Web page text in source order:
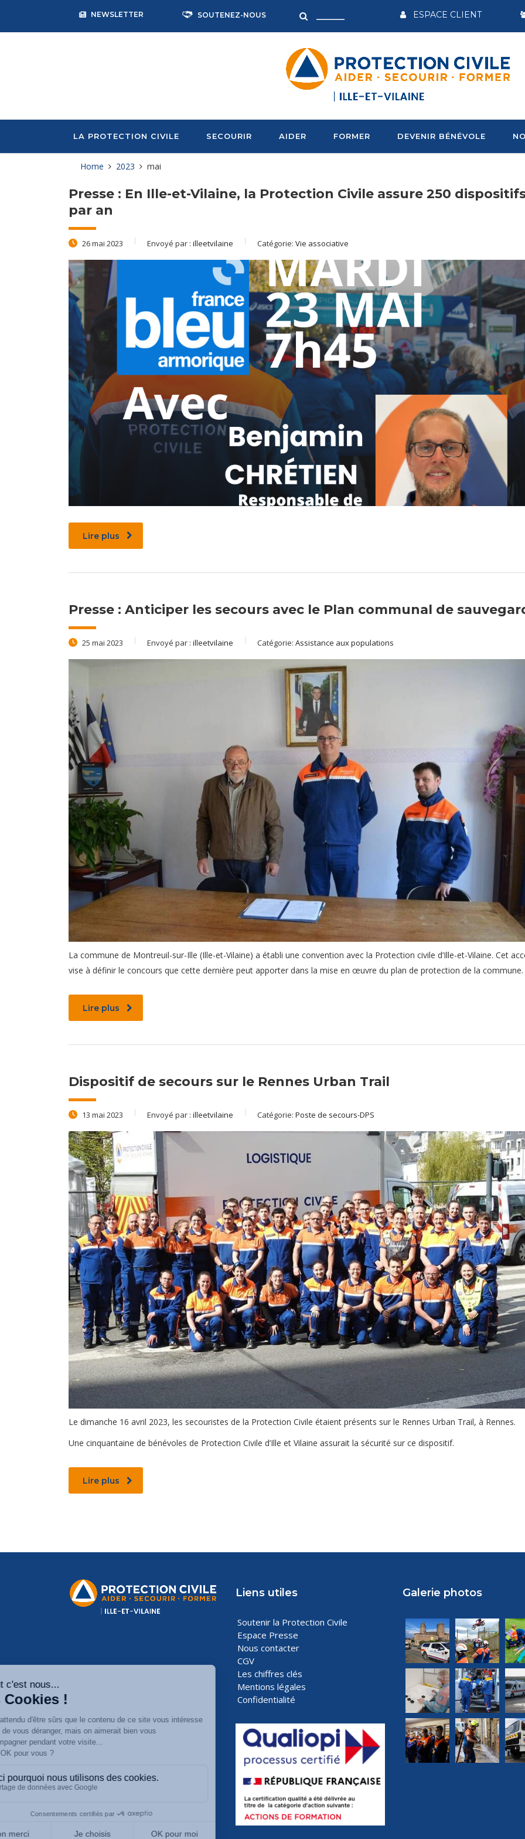
NEWSLETTER SOUTENEZ-NOUS ESPACE CLIENT
LA PROTECTION CIVILE SECOURIR AIDER FORMER DEVENIR BÉNÉVOLE
Home 2023 mai
Presse : En Ille-et-Vilaine, la Protection Civile assure 250
par an
26 mai 2023 Envoyé par : illeetvilaine Catégorie: Vie associative
Lire plus
Presse : Anticiper les secours avec le Plan communal de
25 mai 2023 Envoyé par : illeetvilaine Catégorie: Assistance aux populations
La commune de Montreuil-sur-Ille (Ille-et-Vilaine) a établi une convention avec la Protection civile d’Ille-et-Vilaine. Cet
vise à définir le concours que cette dernière peut apporter dans la mise en œuvre du plan de protection de la commune.
Lire plus
Dispositif de secours sur le Rennes Urban Trail
13 mai 2023 Envoyé par : illeetvilaine Catégorie: Poste de secours-DPS
Le dimanche 16 avril 2023, les secouristes de la Protection Civile étaient présents sur le Rennes Urban Trail, à Rennes.
Une cinquantaine de bénévoles de Protection Civile d’Ille et Vilaine assurait la sécurité sur ce dispositif.
Lire plus
Liens utiles
Soutenir la Protection Civile
Espace Presse
Nous contacter
CGV
Les chiffres clés
Mentions légales
Confidentialité
Galerie photos